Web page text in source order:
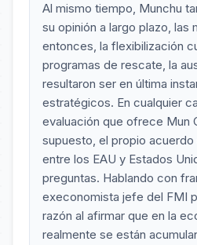
Al mismo tiempo, Munchu
su opinión a largo plazo, las
entonces, la flexibilización
programas de rescate, la
resultaron ser en última
estratégicos. En cualquier
evaluación que ofrece Mun
supuesto, el propio acuerdo
entre los EAU y Estados
preguntas. Hablando con
execonomista jefe del FMI
razón al afirmar que en la
realmente se están